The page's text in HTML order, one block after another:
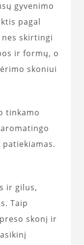
gyvenimo
pagal
skirtingi
ir formų, o
skoniui
tinkamo
ir gilus,
Taip
skonį ir